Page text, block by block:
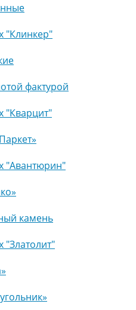
"Клинкер"
фактурой
"Кварцит"
"Авантюрин"
камень
"Златолит"